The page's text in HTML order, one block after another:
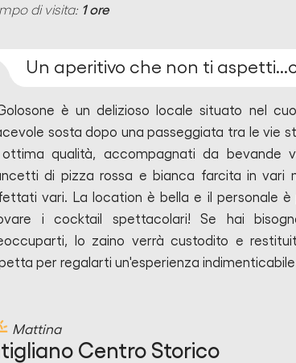
di visita: 1 ore
Un aperitivo che non ti
è un delizioso locale situato nel
sosta dopo una passeggiata tra le vie
qualità, accompagnati da bevande
di pizza rossa e bianca farcita in vari
vari. La location è bella e il personale è
i cocktail spettacolari! Se hai
lo zaino verrà custodito e
per regalarti un'esperienza
Mattina
Centro Storico